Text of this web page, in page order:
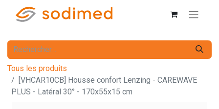
Tous les produits
[VHCAR10CB] Housse confort Lenzing - CAREWAVE
PLUS - Latéral 30° - 170x55x15 cm